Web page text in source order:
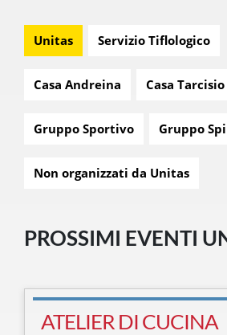
Unitas Servizio Tiflologico
Casa Andreina Casa Tarcisio
Gruppo Sportivo Gruppo
Non organizzati da Unitas
PROSSIMI EVENTI
ATELIER DI CUCINA